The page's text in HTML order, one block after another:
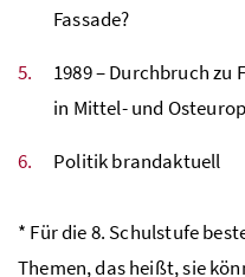
Fassade?
1989 – Durchbruch
in Mittel- und
Politik brandaktuell
* Für die 8. Schulstufe
Themen, das heißt, sie